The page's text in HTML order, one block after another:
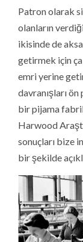
Patron olarak
olanların
ikisinde de
getirmek için
emri yerine
davranışları ön
bir pijama
Harwood
sonuçları bize
bir şekilde